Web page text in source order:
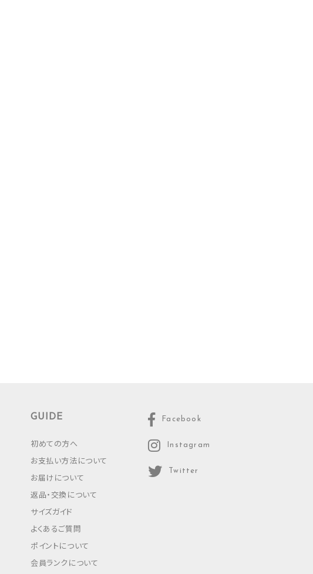
GUIDE
初めての方へ
お支払い方法について
お届けについて
返品・交換について
サイズガイド
よくあるご質問
ポイントについて
会員ランクについて
Facebook
Instagram
Twitter